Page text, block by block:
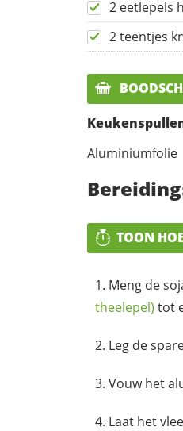
2 eetlepels
2 teentjes
Aluminiumfolie
TOON
Meng de
theelepel) tot
Leg de
Vouw het
Laat het